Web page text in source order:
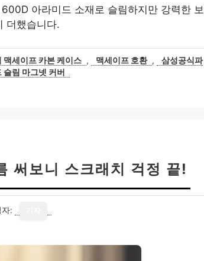
아라미드 소재로 슬림하지만 강력한 보
더했습니다.
맥세이프 카본 케이스 , 맥세이프 호환 ,
삼성공식파
슬림 마그넷 커버
써보니 스크래치 걱정 끝!
자: